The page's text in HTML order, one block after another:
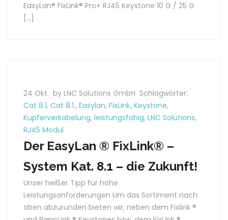
EasyLan® FixLink® Pro+ RJ45 Keystone 10 G / 25 G
[…]
24 Okt. by LNC Solutions GmbH Schlagwörter:
Cat 8.1, Cat 8.1., Easylan, FixLink, Keystone,
Kupferverkabelung, leistungsfähig, LNC Solutions,
RJ45 Modul
Der EasyLan ® FixLink® –
System Kat. 8.1 – die Zukunft!
Unser heißer Tipp für hohe
Leistungsanforderungen Um das Sortiment nach
oben abzurunden bieten wir, neben dem Fixlink ®